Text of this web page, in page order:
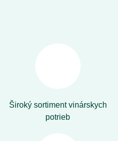
Široký sortiment vinárskych
potrieb